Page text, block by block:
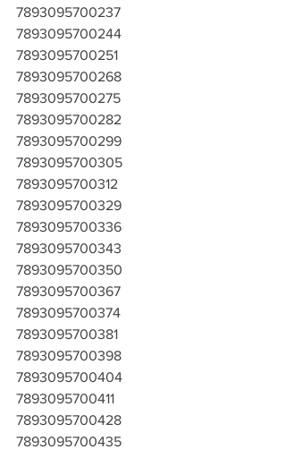
7893095700237
7893095700244
7893095700251
7893095700268
7893095700275
7893095700282
7893095700299
7893095700305
7893095700312
7893095700329
7893095700336
7893095700343
7893095700350
7893095700367
7893095700374
7893095700381
7893095700398
7893095700404
7893095700411
7893095700428
7893095700435